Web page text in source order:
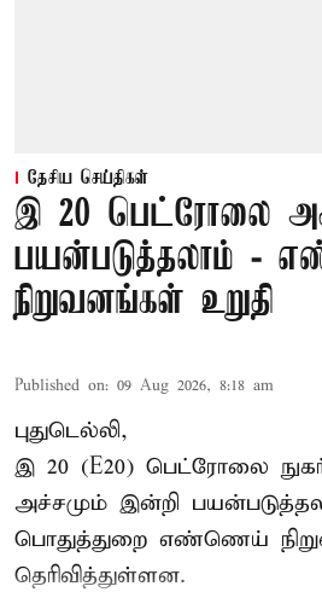
தேசிய செய்திகள்
இ 20 பெட்ரோலை
பயன்படுத்தலாம் -
நிறுவனங்கள் உறுதி
Published on: 09 Aug 2026, 8:18 am
புதுடெல்லி,
இ 20 (E20) பெட்ரோலை
அச்சமும் இன்றி
பொதுத்துறை எண்ணெய்
தெரிவித்துள்ளன.